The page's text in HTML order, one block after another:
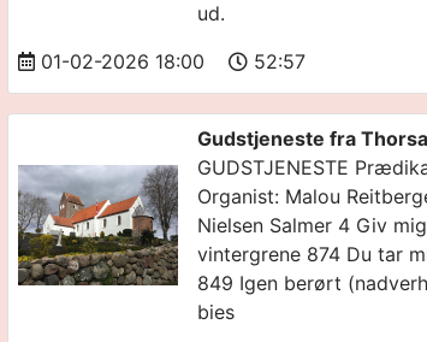
ud.
01-02-2026 18:00 52:57
Gudstjeneste fra
GUDSTJENESTE
Organist: Malou
Nielsen Salmer 4 Giv
vintergrene 874 Du tar
849 Igen berørt
bies